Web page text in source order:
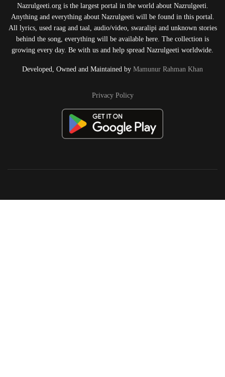
Nazrulgeeti.org is the largest portal in the world about Nazrulgeeti.
Anything and everything about Nazrulgeeti will be found in this portal.
All lyrics, used raag and taal, audio/video, swaralipi and unknown stories
behind the song, everything will be available here. The collection is
growing every day. Be with us and help spread Nazrulgeeti worldwide.
Developed, Owned and Maintained by Mamunur Rahman Khan
Privacy Policy